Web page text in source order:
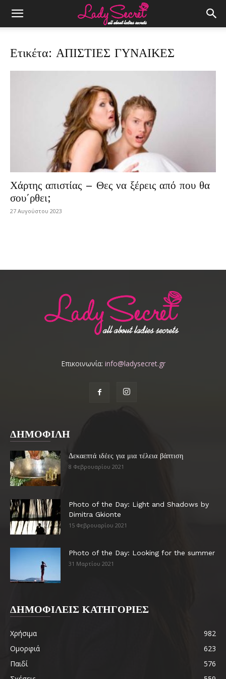
Ετικέτα: ΑΠΙΣΤΙΕΣ ΓΥΝΑΙΚΕΣ
Χάρτης απιστίας – Θες να ξέρεις από που θα
σου΄ρθει;
27 Αυγούστου 2023
Επικοινωνία: info@ladysecret.gr
ΔΗΜΟΦΙΛΗ
Δεκαεπτά ιδέες για μια τέλεια βάπτιση
8 Φεβρουαρίου 2021
Photo of the Day: Light and Shadows by
Dimitra Gkionte
15 Φεβρουαρίου 2021
Photo of the Day: Looking for the summer
31 Μαρτίου 2021
ΔΗΜΟΦΙΛΕΙΣ ΚΑΤΗΓΟΡΙΕΣ
Χρήσιμα
982
Ομορφιά
623
Παιδί
576